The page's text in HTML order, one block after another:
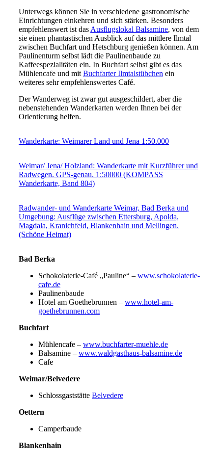
Unterwegs können Sie in verschiedene gastronomische
Einrichtungen einkehren und sich stärken. Besonders
empfehlenswert ist das Ausflugslokal Balsamine, von dem
sie einen phantastischen Ausblick auf das mittlere Ilmtal
zwischen Buchfart und Hetschburg genießen können. Am
Paulinenturm selbst lädt die Paulinenbaude zu
Kaffeespezialitäten ein. In Buchfart selbst gibt es das
Mühlencafe und mit Buchfarter Ilmtalstübchen ein
weiteres sehr empfehlenswertes Café.
Der Wanderweg ist zwar gut ausgeschildert, aber die
nebenstehenden Wanderkarten werden Ihnen bei der
Orientierung helfen.
Wanderkarte: Weimarer Land und Jena 1:50.000
Weimar/ Jena/ Holzland: Wanderkarte mit Kurzführer und
Radwegen. GPS-genau. 1:50000 (KOMPASS
Wanderkarte, Band 804)
Radwander- und Wanderkarte Weimar, Bad Berka und
Umgebung: Ausflüge zwischen Ettersburg, Apolda,
Magdala, Kranichfeld, Blankenhain und Mellingen.
(Schöne Heimat)
Bad Berka
Schokolaterie-Café „Pauline“ – www.schokolaterie-
cafe.de
Paulinenbaude
Hotel am Goethebrunnen – www.hotel-am-
goethebrunnen.com
Buchfart
Mühlencafe – www.buchfarter-muehle.de
Balsamine – www.waldgasthaus-balsamine.de
Cafe
Weimar/Belvedere
Schlossgaststätte Belvedere
Oettern
Camperbaude
Blankenhain